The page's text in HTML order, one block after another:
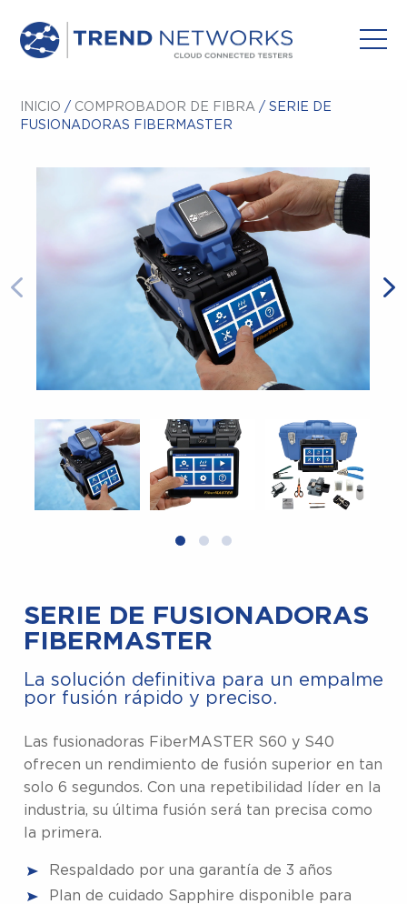
INICIO / COMPROBADOR DE FIBRA / SERIE DE
FUSIONADORAS FIBERMASTER
SERIE DE FUSIONADORAS
FIBERMASTER
La solución definitiva para un empalme
por fusión rápido y preciso.
Las fusionadoras FiberMASTER S60 y S40
ofrecen un rendimiento de fusión superior en tan
solo 6 segundos. Con una repetibilidad líder en la
industria, su última fusión será tan precisa como
la primera.
Respaldado por una garantía de 3 años
Plan de cuidado Sapphire disponible para